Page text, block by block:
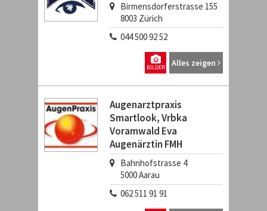
Birmensdorferstrasse 155
8003 Zürich
044 500 92 52
Alles zeigen
BILDER
Augenarztpraxis
Smartlook, Vrbka
Voramwald Eva
Augenärztin FMH
Bahnhofstrasse 4
5000Aarau
062 511 91 91